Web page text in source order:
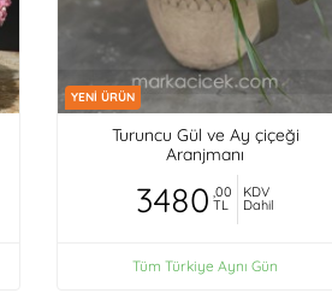
YENİ ÜRÜN
Turuncu Gül ve Ay çiçeği
Aranjmanı
3480 ,00
TL
KDV
Dahil
Tüm Türkiye Aynı Gün